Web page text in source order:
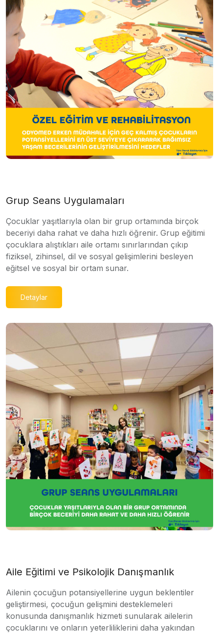
Grup Seans Uygulamaları
Çocuklar yaşıtlarıyla olan bir grup ortamında birçok
beceriyi daha rahat ve daha hızlı öğrenir. Grup eğitimi
çocuklara alıştıkları aile ortamı sınırlarından çıkıp
fiziksel, zihinsel, dil ve sosyal gelişimlerini besleyen
eğitsel ve sosyal bir ortam sunar.
Detaylar
Aile Eğitimi ve Psikolojik Danışmanlık
Ailenin çocuğun potansiyellerine uygun beklentiler
geliştirmesi, çocuğun gelişmini desteklemeleri
konusunda danışmanlık hizmeti sunularak ailelerin
çocuklarını ve onların yeterliliklerini daha yakından